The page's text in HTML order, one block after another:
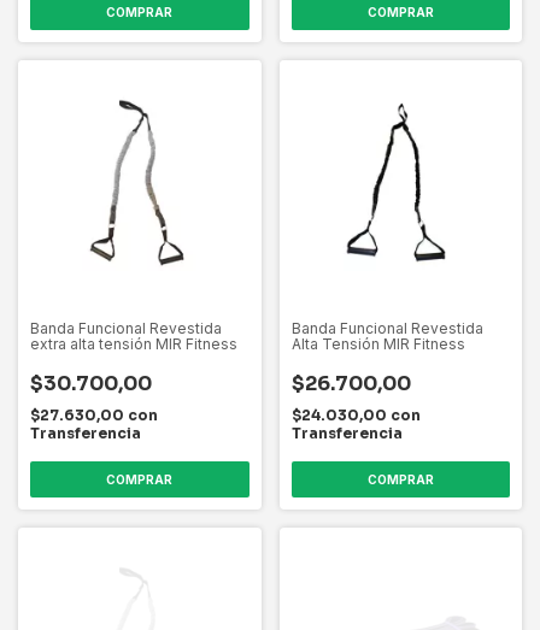
Banda Funcional Revestida
extra alta tensión MIR Fitness
$30.700,00
$27.630,00 con
Transferencia
Banda Funcional Revestida
Alta Tensión MIR Fitness
$26.700,00
$24.030,00 con
Transferencia